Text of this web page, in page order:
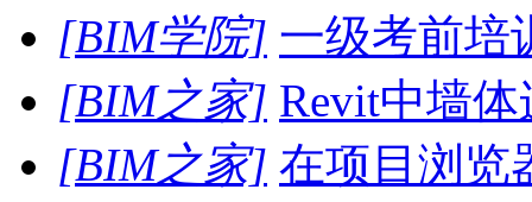
[BIM学院] 一级考前培
[BIM之家] Revit中墙
[BIM之家] 在项目浏览